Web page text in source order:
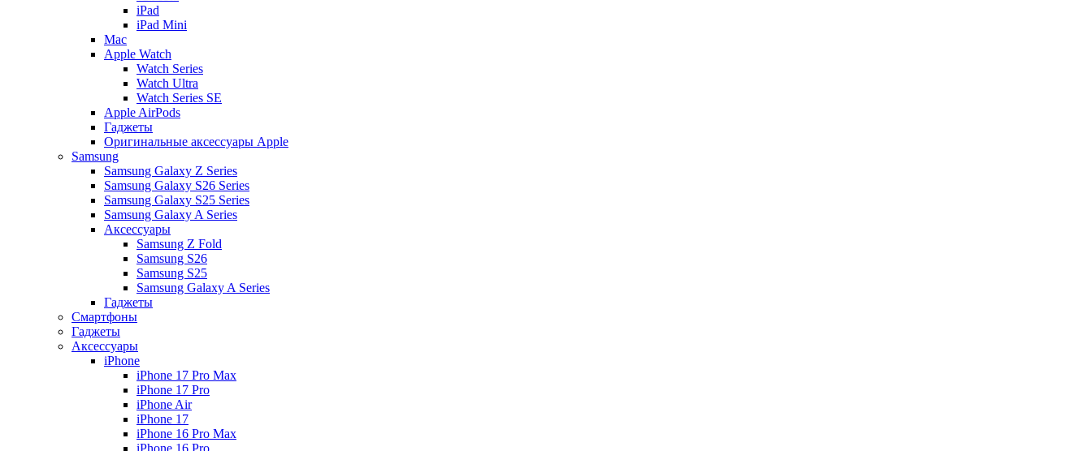
iPad
iPad Mini
Mac
Apple Watch
Watch Series
Watch Ultra
Watch Series SE
Apple AirPods
Гаджеты
Оригинальные аксессуары Apple
Samsung
Samsung Galaxy Z Series
Samsung Galaxy S26 Series
Samsung Galaxy S25 Series
Samsung Galaxy A Series
Аксессуары
Samsung Z Fold
Samsung S26
Samsung S25
Samsung Galaxy A Series
Гаджеты
Смартфоны
Гаджеты
Аксессуары
iPhone
iPhone 17 Pro Max
iPhone 17 Pro
iPhone Air
iPhone 17
iPhone 16 Pro Max
iPhone 16 Pro